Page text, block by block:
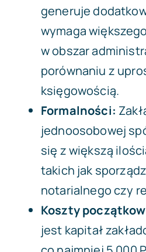
generuje
wymaga
w obszar
porównaniu z
księgowością.
Formalności:
jednoosobowej
się z większą
takich jak
notarialnego czy
Koszty
jest kapitał